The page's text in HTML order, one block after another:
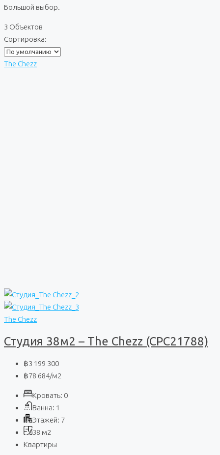
Большой выбор.
3 Объектов
Сортировка:
The Chezz
The Chezz
Студия 38м2 – The Chezz (CPC21788)
฿3 199 300
฿78 684/м2
Кровать: 0
Ванна: 1
Этажей: 7
38 м2
Квартиры